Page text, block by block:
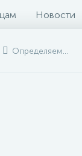
Новости
Определяем...